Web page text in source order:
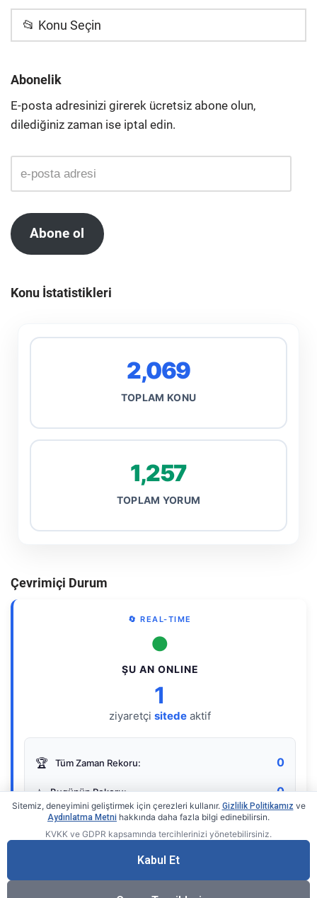
📂 Konu Seçin
Abonelik
E-posta adresinizi girerek ücretsiz abone olun,
dilediğiniz zaman ise iptal edin.
Abone ol
Konu İstatistikleri
2,069
TOPLAM KONU
1,257
TOPLAM YORUM
Çevrimiçi Durum
🔄 REAL-TIME
●
ŞU AN ONLINE
1
ziyaretçi sitede aktif
🏆 Tüm Zaman Rekoru: 0
⭐ Bugünün Rekoru: 0
Gerçek zamanlı sayaç
Sitemiz, deneyimini geliştirmek için çerezleri kullanır. Gizlilik Politikamız ve
Aydınlatma Metni hakkında daha fazla bilgi edinebilirsin.
KVKK ve GDPR kapsamında tercihlerinizi yönetebilirsiniz.
Kabul Et